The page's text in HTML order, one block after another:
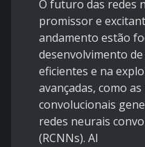
O futuro das redes
promissor e
andamento estão
desenvolvimento
eficientes e na
avançadas, como
convolucionais
redes neurais
(RCNNs). Al